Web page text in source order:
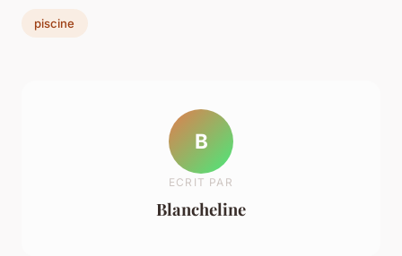
piscine
B
ECRIT PAR
Blancheline